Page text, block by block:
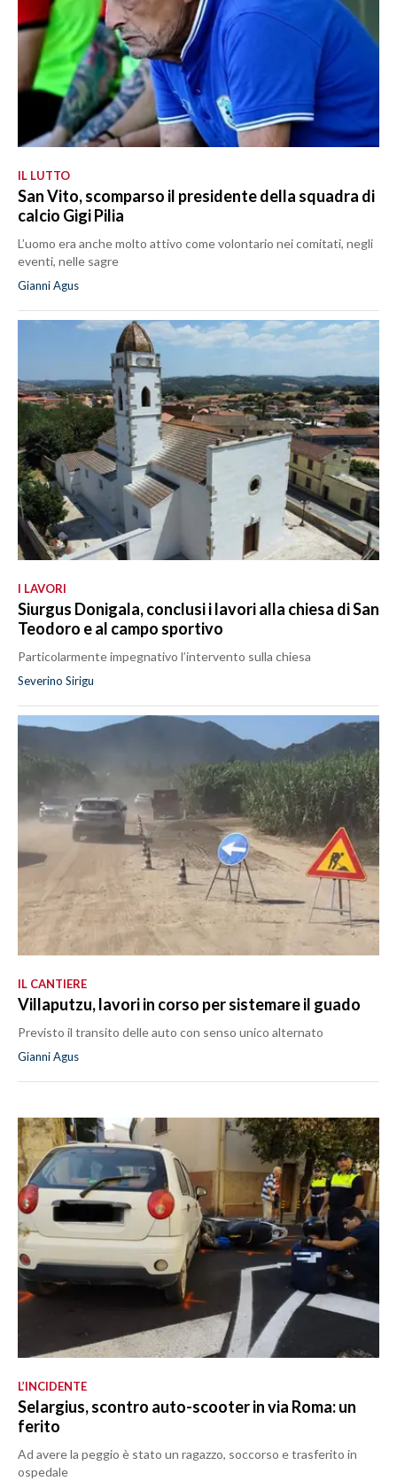
IL LUTTO
San Vito, scomparso il presidente della squadra di
calcio Gigi Pilia
L’uomo era anche molto attivo come volontario nei comitati, negli
eventi, nelle sagre
Gianni Agus
I LAVORI
Siurgus Donigala, conclusi i lavori alla chiesa di San
Teodoro e al campo sportivo
Particolarmente impegnativo l’intervento sulla chiesa
Severino Sirigu
IL CANTIERE
Villaputzu, lavori in corso per sistemare il guado
Previsto il transito delle auto con senso unico alternato
Gianni Agus
L’INCIDENTE
Selargius, scontro auto-scooter in via Roma: un
ferito
Ad avere la peggio è stato un ragazzo, soccorso e trasferito in
ospedale